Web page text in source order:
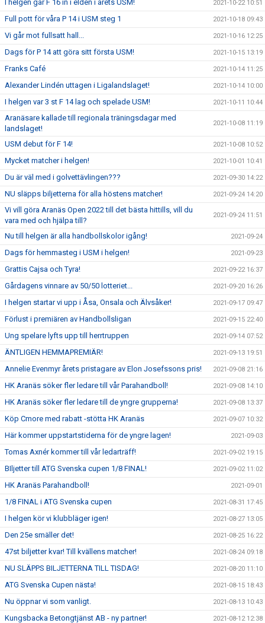
I helgen går F 16 in i elden i årets USM! 2021-10-22 10:51
Full pott för våra P 14 i USM steg 1 2021-10-18 09:43
Vi går mot fullsatt hall... 2021-10-16 12:25
Dags för P 14 att göra sitt första USM! 2021-10-15 13:19
Franks Café 2021-10-14 11:25
Alexander Lindén uttagen i Ligalandslaget! 2021-10-14 10:00
I helgen var 3 st F 14 lag och spelade USM! 2021-10-11 10:44
Aranäsare kallade till regionala träningsdagar med
landslaget!
2021-10-08 11:19
USM debut för F 14! 2021-10-08 10:52
Mycket matcher i helgen! 2021-10-01 10:41
Du är väl med i golvettävlingen??? 2021-09-30 14:22
NU släpps biljetterna för alla höstens matcher! 2021-09-24 14:20
Vi vill göra Aranäs Open 2022 till det bästa hittills, vill du
vara med och hjälpa till?
2021-09-24 11:51
Nu till helgen är alla handbollskolor igång! 2021-09-24
Dags för hemmasteg i USM i helgen! 2021-09-23
Grattis Cajsa och Tyra! 2021-09-22 16:37
Gårdagens vinnare av 50/50 lotteriet... 2021-09-20 16:26
I helgen startar vi upp i Åsa, Onsala och Älvsåker! 2021-09-17 09:47
Förlust i premiären av Handbollsligan 2021-09-15 22:40
Ung spelare lyfts upp till herrtruppen 2021-09-14 07:52
ÄNTLIGEN HEMMAPREMIÄR! 2021-09-13 19:51
Annelie Evenmyr årets pristagare av Elon Josefssons pris! 2021-09-08 21:16
HK Aranäs söker fler ledare till vår Parahandboll! 2021-09-08 14:10
HK Aranäs söker fler ledare till de yngre grupperna! 2021-09-08 13:37
Köp Cmore med rabatt -stötta HK Aranäs 2021-09-07 10:32
Här kommer uppstartstiderna för de yngre lagen! 2021-09-03
Tomas Axnér kommer till vår ledarträff! 2021-09-02 19:15
BIljetter till ATG Svenska cupen 1/8 FINAL! 2021-09-02 11:02
HK Aranäs Parahandboll! 2021-09-01
1/8 FINAL i ATG Svenska cupen 2021-08-31 17:45
I helgen kör vi klubbläger igen! 2021-08-27 13:05
Den 25e smäller det! 2021-08-25 16:22
47st biljetter kvar! Till kvällens matcher! 2021-08-24 09:18
NU SLÄPPS BILJETTERNA TILL TISDAG! 2021-08-20 11:10
ATG Svenska Cupen nästa! 2021-08-15 18:43
Nu öppnar vi som vanligt. 2021-08-13 10:43
Kungsbacka Betongtjänst AB - ny partner! 2021-08-12 12:38